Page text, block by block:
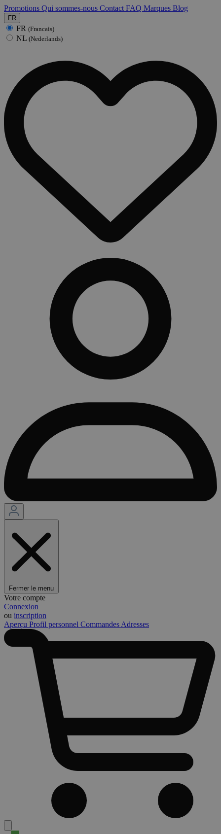
Promotions Qui sommes-nous Contact FAQ Marques Blog
FR
FR (Francais)
NL (Nederlands)
Fermer le menu
Votre compte
Connexion
ou inscription
Aperçu Profil personnel Commandes Adresses